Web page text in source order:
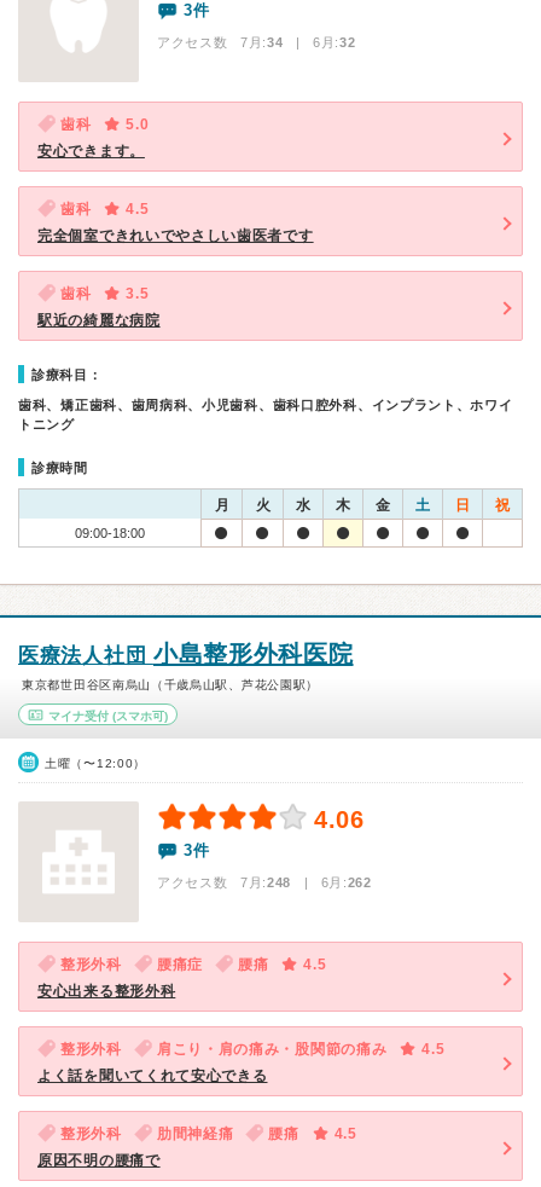
3件
アクセス数 7月:34 | 6月:32
歯科
5.0
安心できます。
歯科
4.5
完全個室できれいでやさしい歯医者です
歯科
3.5
駅近の綺麗な病院
診療科目：
歯科、矯正歯科、歯周病科、小児歯科、歯科口腔外科、インプラント、ホワイ
トニング
診療時間
月 火 水 木 金 土 日 祝
09:00-18:00
医療法人社団 小島整形外科医院
東京都世田谷区南烏山（千歳烏山駅、芦花公園駅）
マイナ受付 (スマホ可)
土曜（〜12:00）
4.06
3件
アクセス数 7月:248 | 6月:262
整形外科 腰痛症 腰痛
4.5
安心出来る整形外科
整形外科 肩こり・肩の痛み・股関節の痛み
4.5
よく話を聞いてくれて安心できる
整形外科 肋間神経痛 腰痛
4.5
原因不明の腰痛で